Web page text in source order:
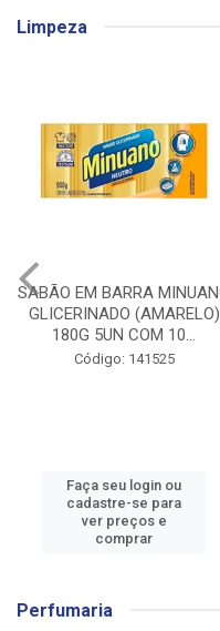
Limpeza
DETERGENTE LÍQUIDO
MINUANO NEUTRO 500ML
Código: 21837
Faça seu login ou
cadastre-se para
ver preços e
comprar
Perfumaria